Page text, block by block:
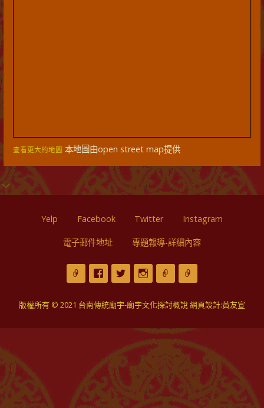
查看更大的地圖 本地圖由open street map提供
Yelp Facebook Twitter Instagram
電子郵件地址 專題報導-詳細內容
版權所有 © 2021 台南傳統廟宇-廟宇文化探討概說 網頁設計:黃友宣